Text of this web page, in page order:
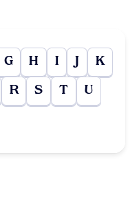
G H I J K
R S T U